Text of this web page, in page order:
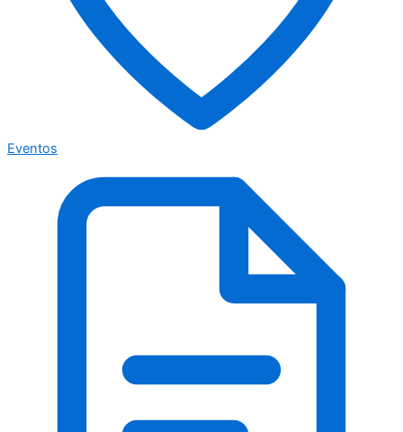
Eventos